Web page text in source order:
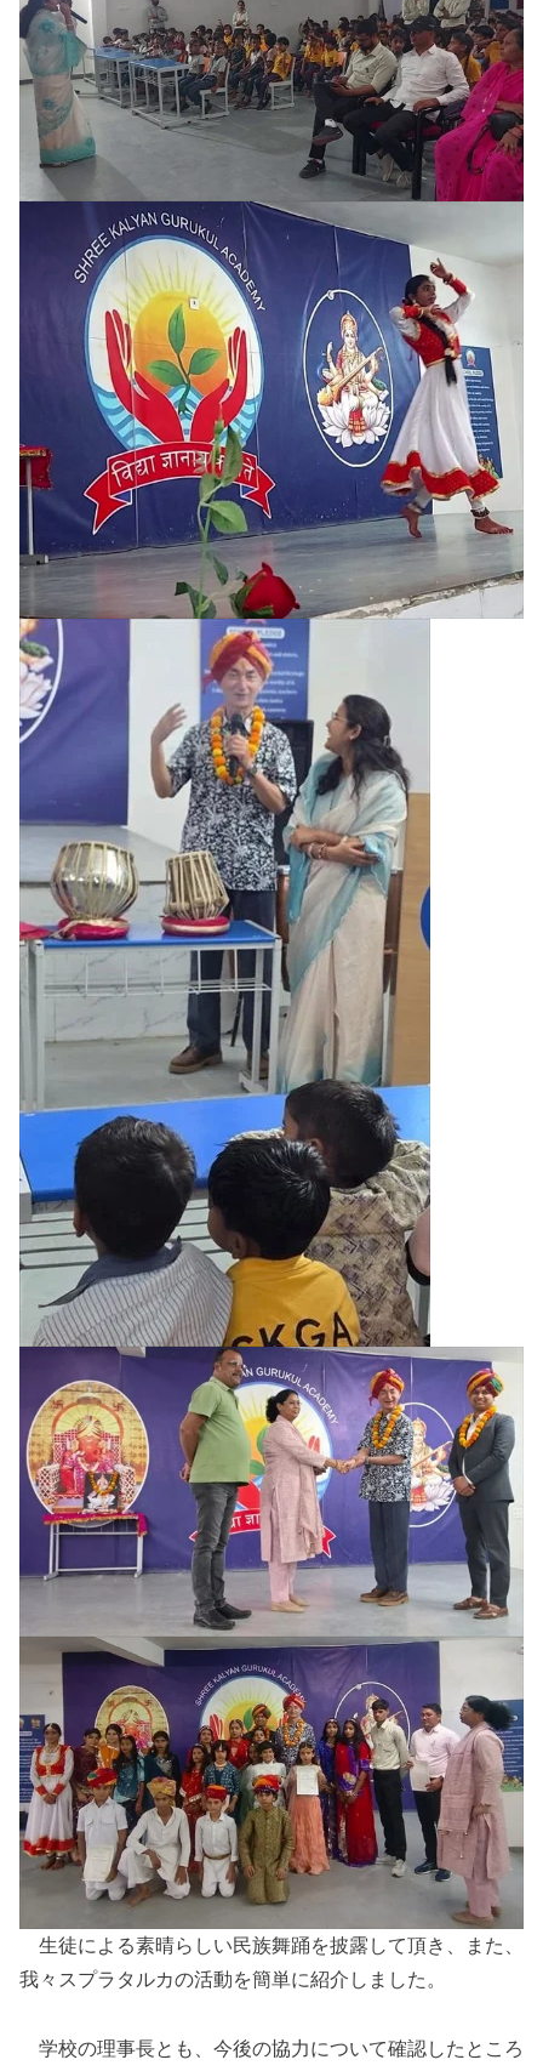
生徒による素晴らしい民族舞踊を披露して頂き、また、
我々スプラタルカの活動を簡単に紹介しました。
学校の理事長とも、今後の協力について確認したところ